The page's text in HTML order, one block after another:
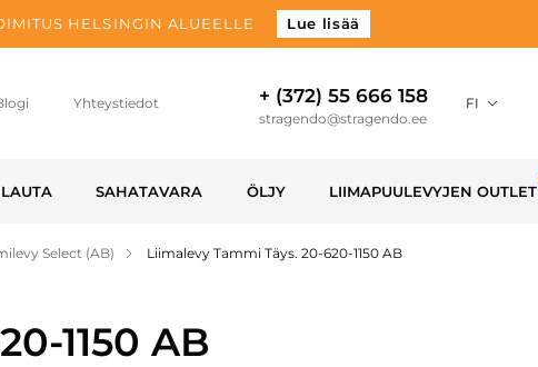
HELSINGIN ALUEELLE Lue lisää
Yhteystiedot + (372) 55 666 158
stragendo@stragendo.ee
FI
SAHATAVARA ÖLJY LIIMAPUULEVYJEN OUTLET
Select (AB) Liimalevy Tammi Täys. 20-620-1150 AB
1150 AB